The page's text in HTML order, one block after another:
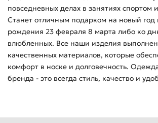
повседневных делах в занятиях спортом
Станет отличным подарком на новый год
рождения 23 февраля 8 марта либо ко
влюбленных. Все наши изделия
качественных материалов, которые
комфорт в носке и долговечность.
бренда - это всегда стиль, качество и